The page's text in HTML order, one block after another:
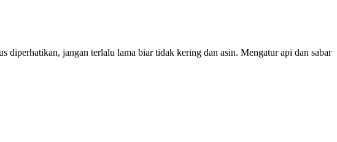
diperhatikan, jangan terlalu lama biar tidak kering dan asin. Mengatur api dan sabar